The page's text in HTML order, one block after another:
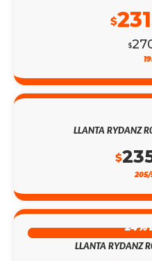
$
$
LLANTA RYDANZ
$
205/
24%
LLANTA RYDANZ